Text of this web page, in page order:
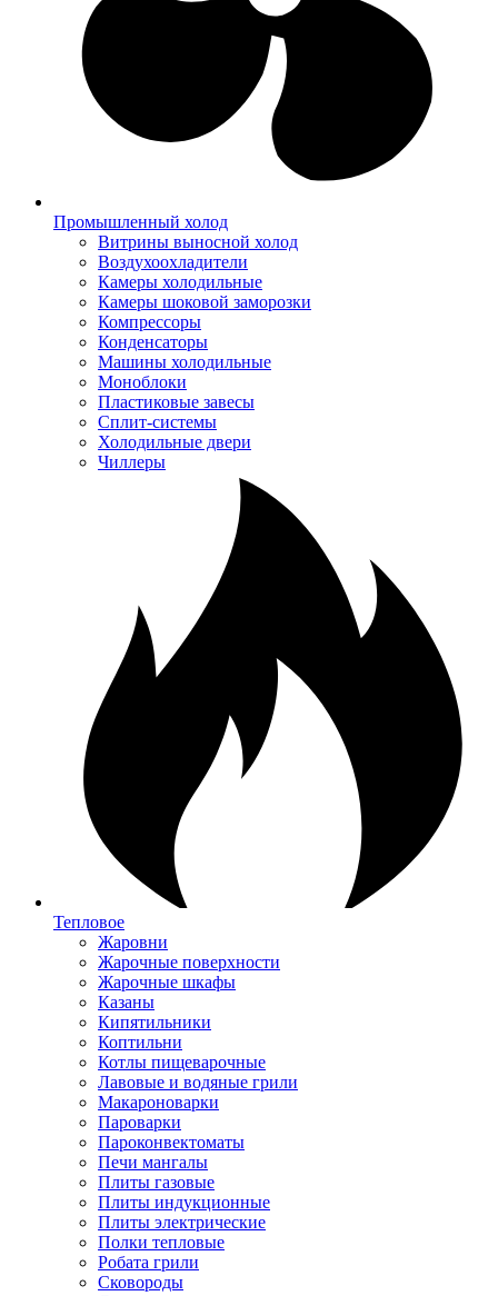
Промышленный холод
Витрины выносной холод
Воздухоохладители
Камеры холодильные
Камеры шоковой заморозки
Компрессоры
Конденсаторы
Машины холодильные
Моноблоки
Пластиковые завесы
Сплит-системы
Холодильные двери
Чиллеры
Тепловое
Жаровни
Жарочные поверхности
Жарочные шкафы
Казаны
Кипятильники
Коптильни
Котлы пищеварочные
Лавовые и водяные грили
Макароноварки
Пароварки
Пароконвектоматы
Печи мангалы
Плиты газовые
Плиты индукционные
Плиты электрические
Полки тепловые
Робата грили
Сковороды